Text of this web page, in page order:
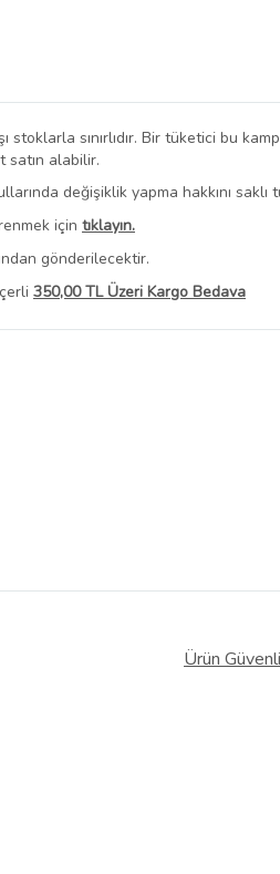
stoklarla sınırlıdır. Bir tüketici bu
satın alabilir.
değişiklik yapma hakkını saklı
için tıklayın.
gönderilecektir.
350,00 TL Üzeri Kargo Bedava
Görüntüle
Ürün